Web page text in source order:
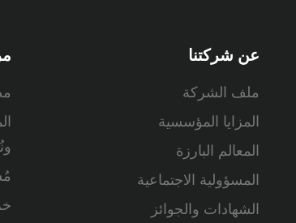
عن شركتنا
ملف الشركة
المزايا المؤسسية
المعالم البارزة
المسؤولية الاجتماعية
الشهادات والجوائز